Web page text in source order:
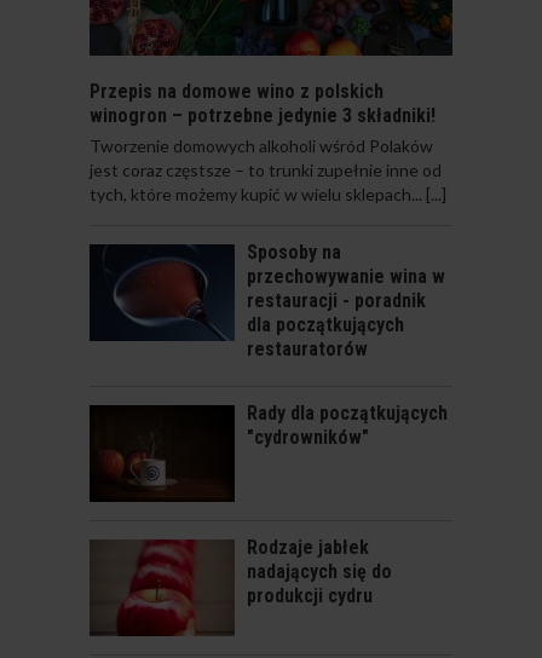
NALEWKA WIŚNIOWA
NALEWKA
NALEWKA KAWOWO-
POMARANCZOWA
Przepis na domowe wino z polskich
winogron – potrzebne jedynie 3 składniki!
​Tworzenie domowych alkoholi wśród Polaków
jest coraz częstsze – to trunki zupełnie inne od
tych, które możemy kupić w wielu sklepach... [...]
Sposoby na
przechowywanie wina w
restauracji - poradnik
dla początkujących
restauratorów
Rady dla początkujących
"cydrowników"
Rodzaje jabłek
nadających się do
produkcji cydru